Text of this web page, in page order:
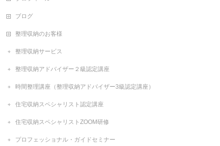
ブログ
整理収納のお客様
整理収納サービス
整理収納アドバイザー２級認定講座
時間整理講座（整理収納アドバイザー3級認定講座）
住宅収納スペシャリスト認定講座
住宅収納スペシャリストZOOM研修
プロフェッショナル・ガイドセミナー